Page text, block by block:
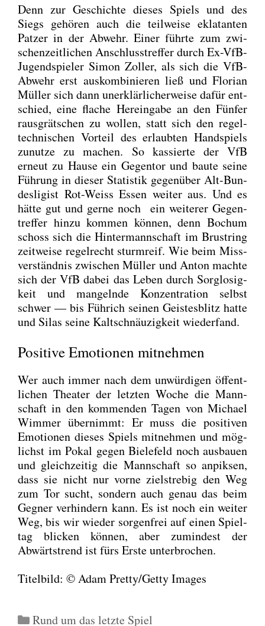
Denn zur Geschich­te die­ses Spiels und des
Siegs gehö­ren auch die teil­wei­se ekla­tan­ten
Pat­zer in der Abwehr. Einer führ­te zum zwi­
schen­zeit­li­chen Anschluss­tref­fer durch Ex-VfB-
Jugend­spie­ler Simon Zol­ler, als sich die VfB-
Abwehr erst aus­kom­bi­nie­ren ließ und Flo­ri­an
Mül­ler sich dann uner­klär­li­cher­wei­se dafür ent­
schied, eine fla­che Her­ein­ga­be an den Fün­fer
raus­grät­schen zu wol­len, statt sich den regel­
tech­ni­schen Vor­teil des erlaub­ten Hand­spiels
zunut­ze zu machen. So kas­sier­te der VfB
erneut zu Hau­se ein Gegen­tor und bau­te sei­ne
Füh­rung in die­ser Sta­tis­tik gegen­über Alt-Bun­
des­li­gist Rot-Weiss Essen wei­ter aus. Und es
hät­te gut und ger­ne noch ein wei­te­rer Gegen­
tref­fer hin­zu kom­men kön­nen, denn Bochum
schoss sich die Hin­ter­mann­schaft im Brust­ring
zeit­wei­se regel­recht sturm­reif. Wie beim Miss­
ver­ständ­nis zwi­schen Mül­ler und Anton mach­te
sich der VfB dabei das Leben durch Sorg­lo­sig­
keit und man­geln­de Kon­zen­tra­ti­on selbst
schwer — bis Füh­rich sei­nen Geis­tes­blitz hat­te
und Silas sei­ne Kalt­schnäu­zig­keit wie­der­fand.
Positive Emotionen mitnehmen
Wer auch immer nach dem unwür­di­gen öffent­
li­chen Thea­ter der letz­ten Woche die Mann­
schaft in den kom­men­den Tagen von Micha­el
Wim­mer über­nimmt: Er muss die posi­ti­ven
Emo­tio­nen die­ses Spiels mit­neh­men und mög­
lichst im Pokal gegen Bie­le­feld noch aus­bau­en
und gleich­zei­tig die Mann­schaft so anpik­sen,
dass sie nicht nur vor­ne ziel­stre­big den Weg
zum Tor sucht, son­dern auch genau das beim
Geg­ner ver­hin­dern kann. Es ist noch ein wei­ter
Weg, bis wir wie­der sor­gen­frei auf einen Spiel­
tag bli­cken kön­nen, aber zumin­dest der
Abwärts­trend ist fürs Ers­te unter­bro­chen.
Titel­bild: © Adam Pretty/Getty Images
Kategorien
Rund um das letzte Spiel